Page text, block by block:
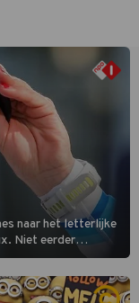
naar het letterlijke
Niet eerder
kale col uit de
is vlak.